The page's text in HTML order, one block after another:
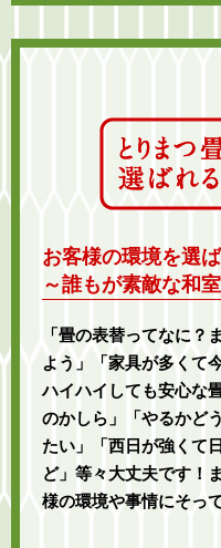
お客様の環境を選
～誰もが素敵な和
「畳の表替ってなに？
よう」「家具が多くて
ハイハイしても安心な
のかしら」「やるかど
たい」「西日が強くて
ど」等々大丈夫です！
様の環境や事情にそっ